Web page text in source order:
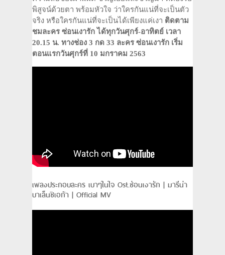
พิสูจน์ด้วยตา พร้อมหัวใจ ว่าใครกันแน่ที่จะเป็นตัว
จริง หรือใครกันแน่ที่จะเป็นได้เพียงแค่เงา ติดตาม
ชมละคร ซ่อนเงารัก ได้ทุกวันศุกร์-อาทิตย์ เวลา
20.15 น. ทางช่อง 3 กด 33 ละคร ซ่อนเงารัก เริ่ม
ตอนแรกวันศุกร์ที่ 10 มกราคม 2563
เพลงประกอบละคร เบาๆในใจ Ost.ซ่อนเงารัก | มารีน่า
บาเล็นซิเอก้า | Official MV